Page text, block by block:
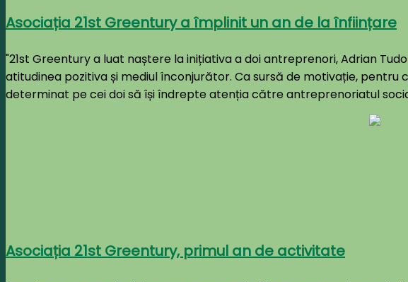
Asociația 21st Greentury a împlinit un an de la înființare
"21st Greentury a luat naștere la inițiativa a doi antreprenori, Adrian
atitudinea pozitiva și mediul înconjurător. Ca sursă de motivație,
determinat pe cei doi să își îndrepte atenția către antreprenoriatul
Asociația 21st Greentury, primul an de activitate